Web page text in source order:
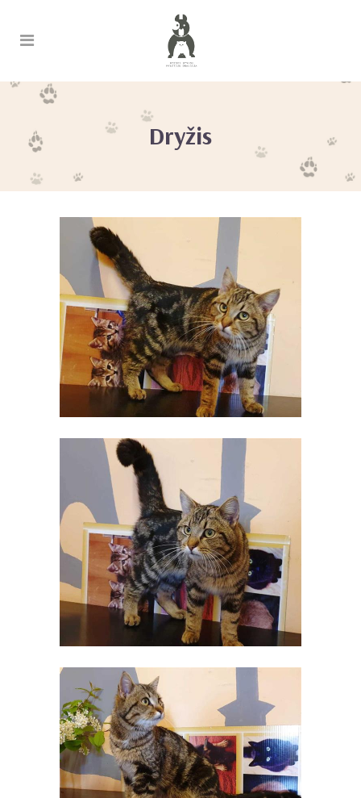
Dryžis